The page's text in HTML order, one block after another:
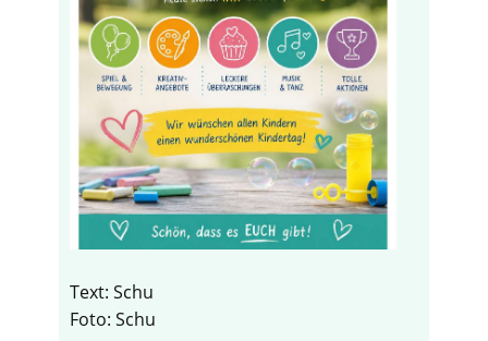
Text: Schu
Foto: Schu